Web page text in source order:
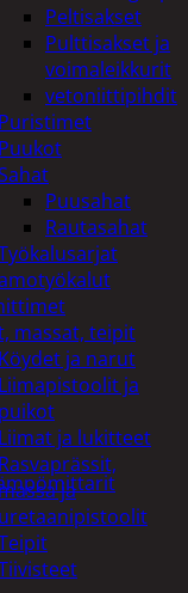
Peltisakset
Pulttisakset ja
voimaleikkurit
vetoniittipihdit
Puristimet
Puukot
Puusahat
Rautasahat
massat, teipit
Köydet ja narut
Liimapistoolit ja
puikot
Liimat ja lukitteet
Rasvaprässit,
ja
uretaanipistoolit